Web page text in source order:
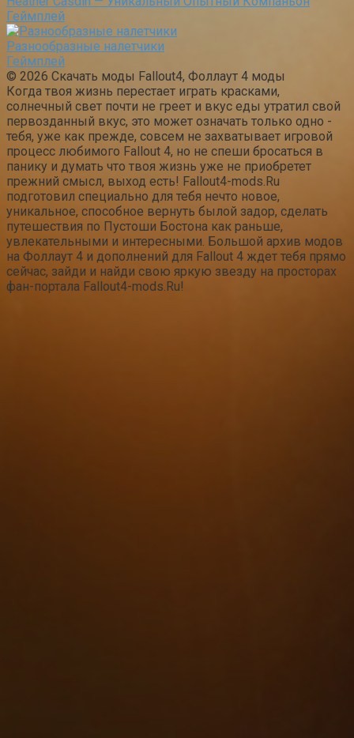
Геймплей
Разнообразные налетчики
Геймплей
© 2026 Скачать моды Fallout4, Фоллаут 4 моды
Когда твоя жизнь перестает играть красками,
солнечный свет почти не греет и вкус еды утратил свой
первозданный вкус, это может означать только одно -
тебя, уже как прежде, совсем не захватывает игровой
процесс любимого Fallout 4, но не спеши бросаться в
панику и думать что твоя жизнь уже не приобретет
прежний смысл, выход есть! Fallout4-mods.Ru
подготовил специально для тебя нечто новое,
уникальное, способное вернуть былой задор, сделать
путешествия по Пустоши Бостона как раньше,
увлекательными и интересными. Большой архив модов
на Фоллаут 4 и дополнений для Fallout 4 ждет тебя прямо
сейчас, зайди и найди свою яркую звезду на просторах
фан-портала Fallout4-mods.Ru!